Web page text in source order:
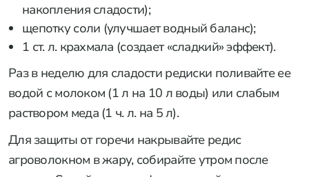
накопления сладости);
щепотку соли (улучшает водный баланс);
1 ст. л. крахмала (создает «сладкий» эффект).
Раз в неделю для сладости редиски поливайте ее
водой с молоком (1 л на 10 л воды) или слабым
раствором меда (1 ч. л. на 5 л).
Для защиты от горечи накрывайте редис
агроволокном в жару, собирайте утром после